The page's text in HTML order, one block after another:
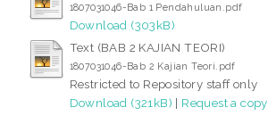
1807031046-Bab 1 Pendahuluan.pdf
Download (303kB)
Text (BAB 2 KAJIAN TEORI)
1807031046-Bab 2 Kajian Teori.pdf
Restricted to Repository staff only
Download (321kB) | Request a copy